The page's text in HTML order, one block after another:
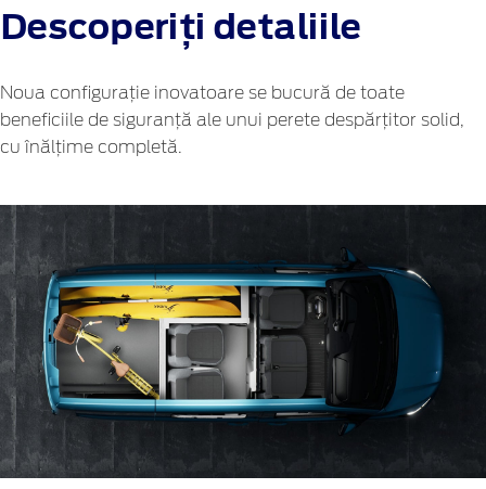
Descoperiți detaliile
Noua configurație inovatoare se bucură de toate
beneficiile de siguranță ale unui perete despărțitor solid,
cu înălțime completă.